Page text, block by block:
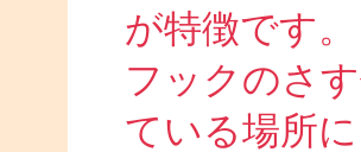
が特徴です。
フックのさ
ている場所